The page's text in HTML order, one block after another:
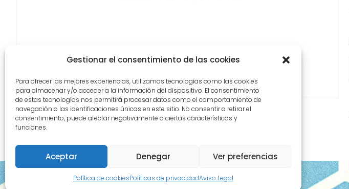
Gestionar el consentimiento de las cookies
Para ofrecer las mejores experiencias, utilizamos tecnologías como las cookies
para almacenar y/o acceder a la información del dispositivo. El consentimiento
de estas tecnologías nos permitirá procesar datos como el comportamiento de
navegación o las identificaciones únicas en este sitio. No consentir o retirar el
consentimiento, puede afectar negativamente a ciertas características y
funciones.
Aceptar Denegar Ver preferencias
Política de cookiesPolíticas de privacidadAviso Legal